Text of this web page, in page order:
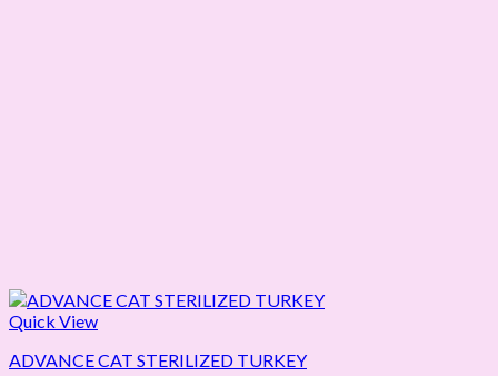
Quick View
ADVANCE CAT STERILIZED TURKEY